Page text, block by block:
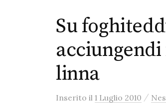
Su
linna
Inserito il 1 Luglio 2010 /